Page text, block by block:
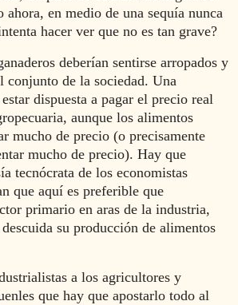
ahora, en medio de una sequía nunca
hacer ver que no es tan grave?
deberían sentirse arropados y
conjunto de la sociedad. Una
dispuesta a pagar el precio real
aunque los alimentos
mucho de precio (o precisamente
mucho de precio). Hay que
tecnócrata de los economistas
que aquí es preferible que
primario en aras de la industria,
su producción de alimentos
a los agricultores y
que hay que apostarlo todo al